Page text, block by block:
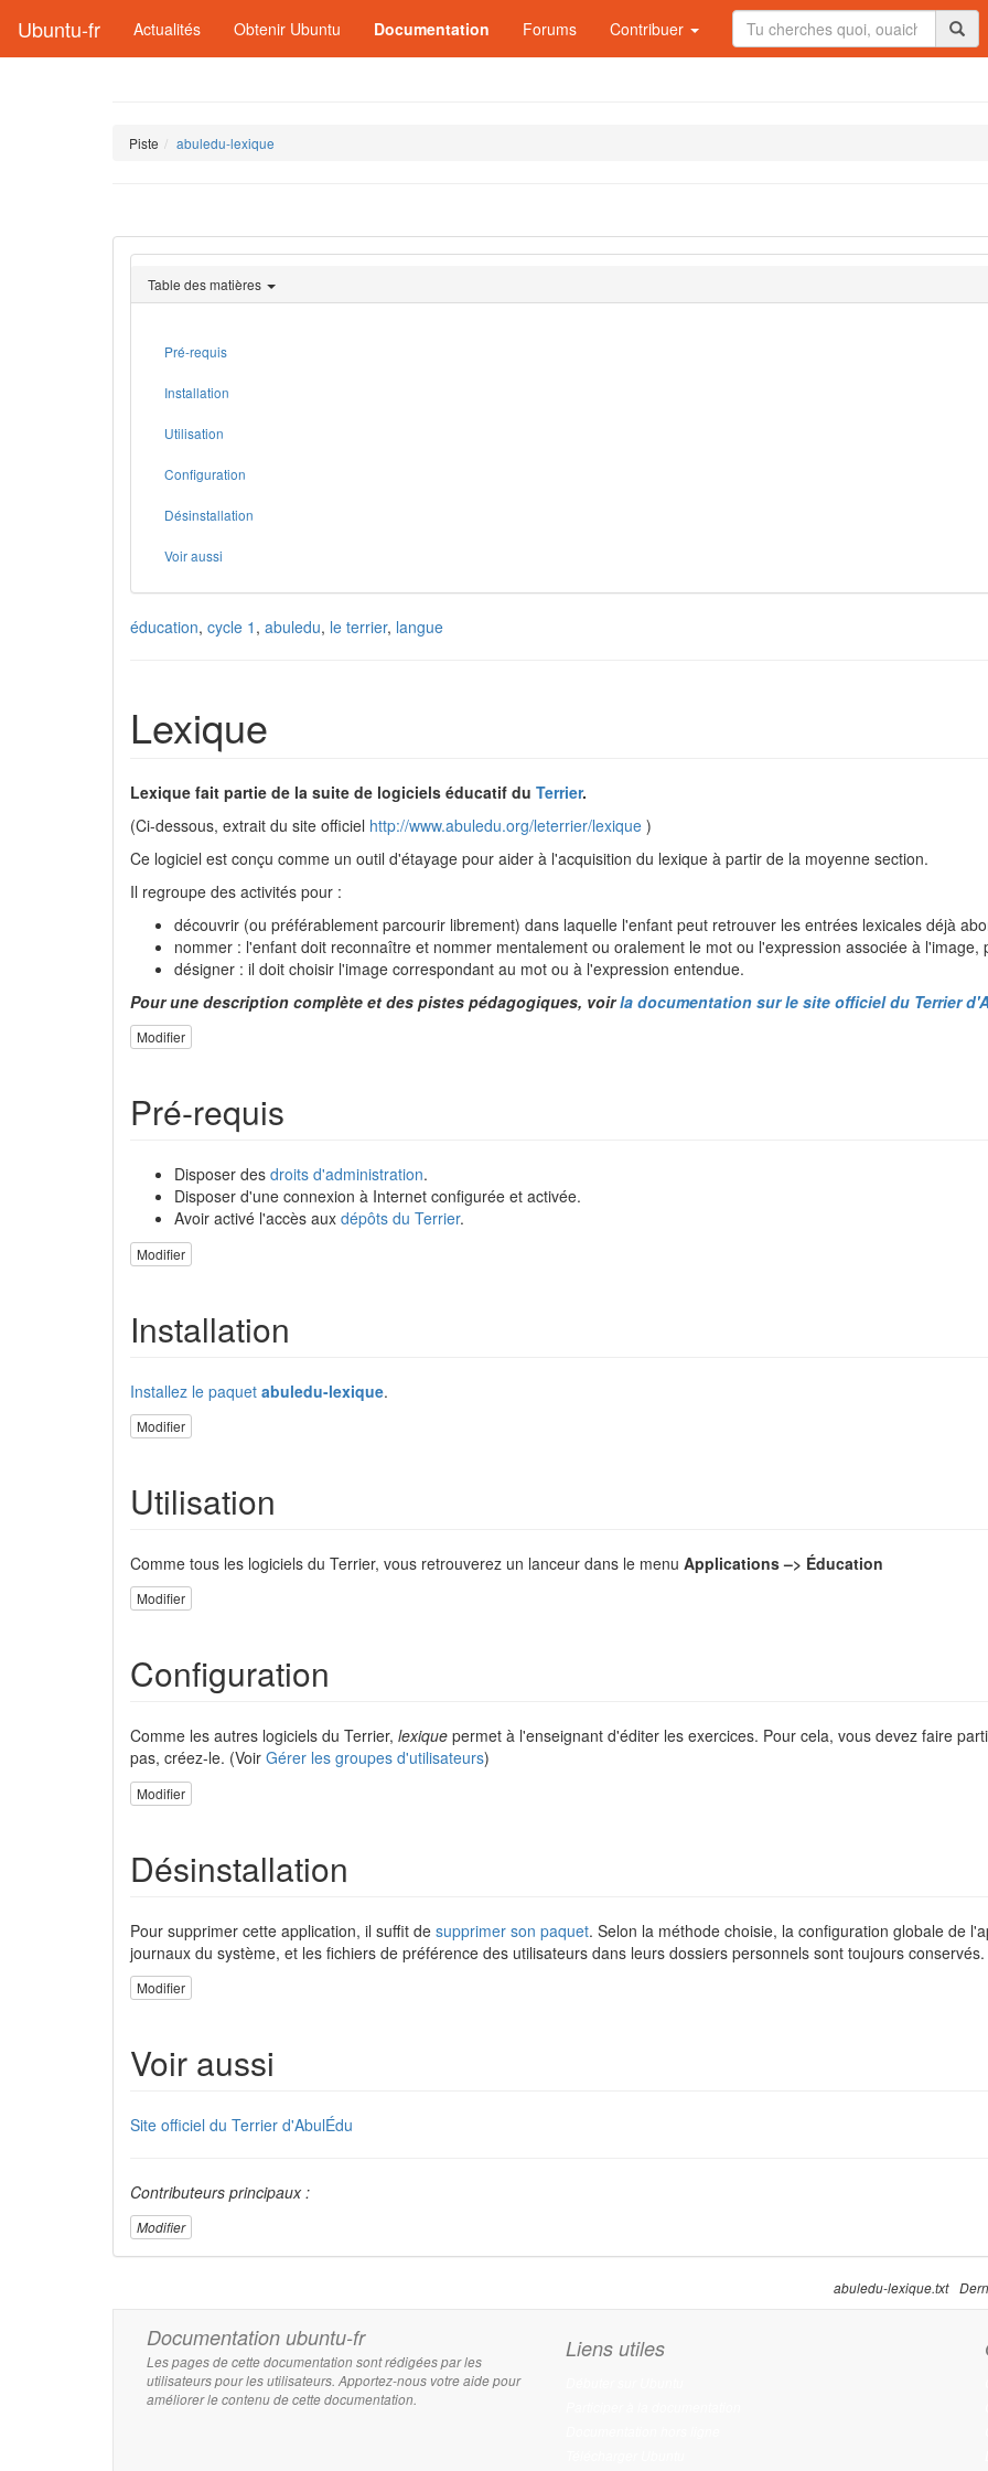
Ubuntu-fr Actualités Obtenir Ubuntu Documentation Forums Contribuer
Piste abuledu-lexique
Table des matières
Pré-requis
Installation
Utilisation
Configuration
Désinstallation
Voir aussi
éducation, cycle 1 , abuledu, le terrier, langue
Lexique
Lexique fait partie de la suite de logiciels éducatif du Terrier.
(Ci-dessous, extrait du site officiel http://www.abuledu.org/leterrier/lexique )
Ce logiciel est conçu comme un outil d'étayage pour aider à l'acquisition du lexique à partir de la moyenne section.
Il regroupe des activités pour :
découvrir (ou préférablement parcourir librement) dans laquelle l'enfant peut retrouver les entrées lexicales déjà
nommer : l'enfant doit reconnaître et nommer mentalement ou oralement le mot ou l'expression associée à l'image,
désigner : il doit choisir l'image correspondant au mot ou à l'expression entendue.
Pour une description complète et des pistes pédagogiques, voirla documentation sur le site officiel du Terrier
Modifier
Pré-requis
Disposer des droits d'administration.
Disposer d'une connexion à Internet configurée et activée.
Avoir activé l'accès aux dépôts du Terrier.
Modifier
Installation
Installez le paquet abuledu-lexique.
Modifier
Utilisation
Comme tous les logiciels du Terrier, vous retrouverez un lanceur dans le menu Applications –> Éducation
Modifier
Configuration
Comme les autres logiciels du Terrier, lexique permet à l'enseignant d'éditer les exercices. Pour cela, vous devez faire
pas, créez-le. (Voir Gérer les groupes d'utilisateurs)
Modifier
Désinstallation
Pour supprimer cette application, il suffit de supprimer son paquet. Selon la méthode choisie, la configuration globale de
journaux du système, et les fichiers de préférence des utilisateurs dans leurs dossiers personnels sont toujours conservés.
Modifier
Voir aussi
Site officiel du Terrier d'AbulÉdu
Contributeurs principaux :
Modifier
abuledu-lexique.txt
Documentation ubuntu-fr
Les pages de cette documentation sont rédigées par les
utilisateurs pour les utilisateurs. Apportez-nous votre aide pour
améliorer le contenu de cette documentation.
Liens utiles